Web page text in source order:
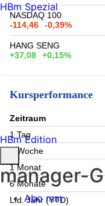
NASDAQ 100
-114,46
-0,39%
HANG SENG
+37,08
+0,15%
Kursperformance
Zeitraum
1 Tag
1 Woche
1 Monat
6 Monate
Lfd. Jahr (YTD)
HBm Spezial
HBm Edition
manager-
Abo mm